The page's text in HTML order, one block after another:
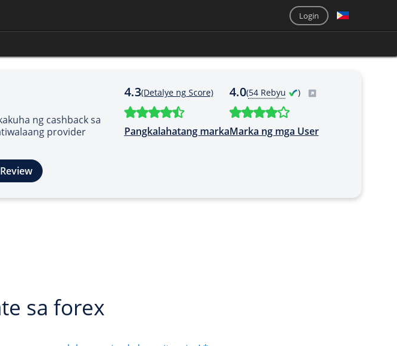
Login
ng cashback sa
provider
4.3(Detalye ng Score)
Pangkalahatang marka
4.0(54 Rebyu )
Marka ng mga User
sa forex